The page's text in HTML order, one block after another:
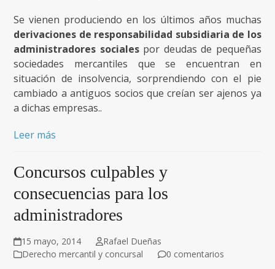
Se vienen produciendo en los últimos años muchas
derivaciones de responsabilidad subsidiaria de los
administradores socialespor deudas de pequeñas
sociedades mercantiles que se encuentran en
situación de insolvencia, sorprendiendo con el pie
cambiado a antiguos socios que creían ser ajenos ya
a dichas empresas..
Leer más
Concursos culpables y
consecuencias para los
administradores
15 mayo, 2014
Rafael Dueñas
Derecho mercantil y concursal
0 comentarios